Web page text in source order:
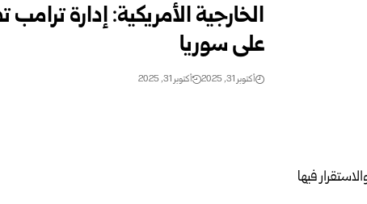
الخارجية الأمريكية: إدارة
على سوريا
أكتوبر 31, 2025 أكتوبر 31, 2025